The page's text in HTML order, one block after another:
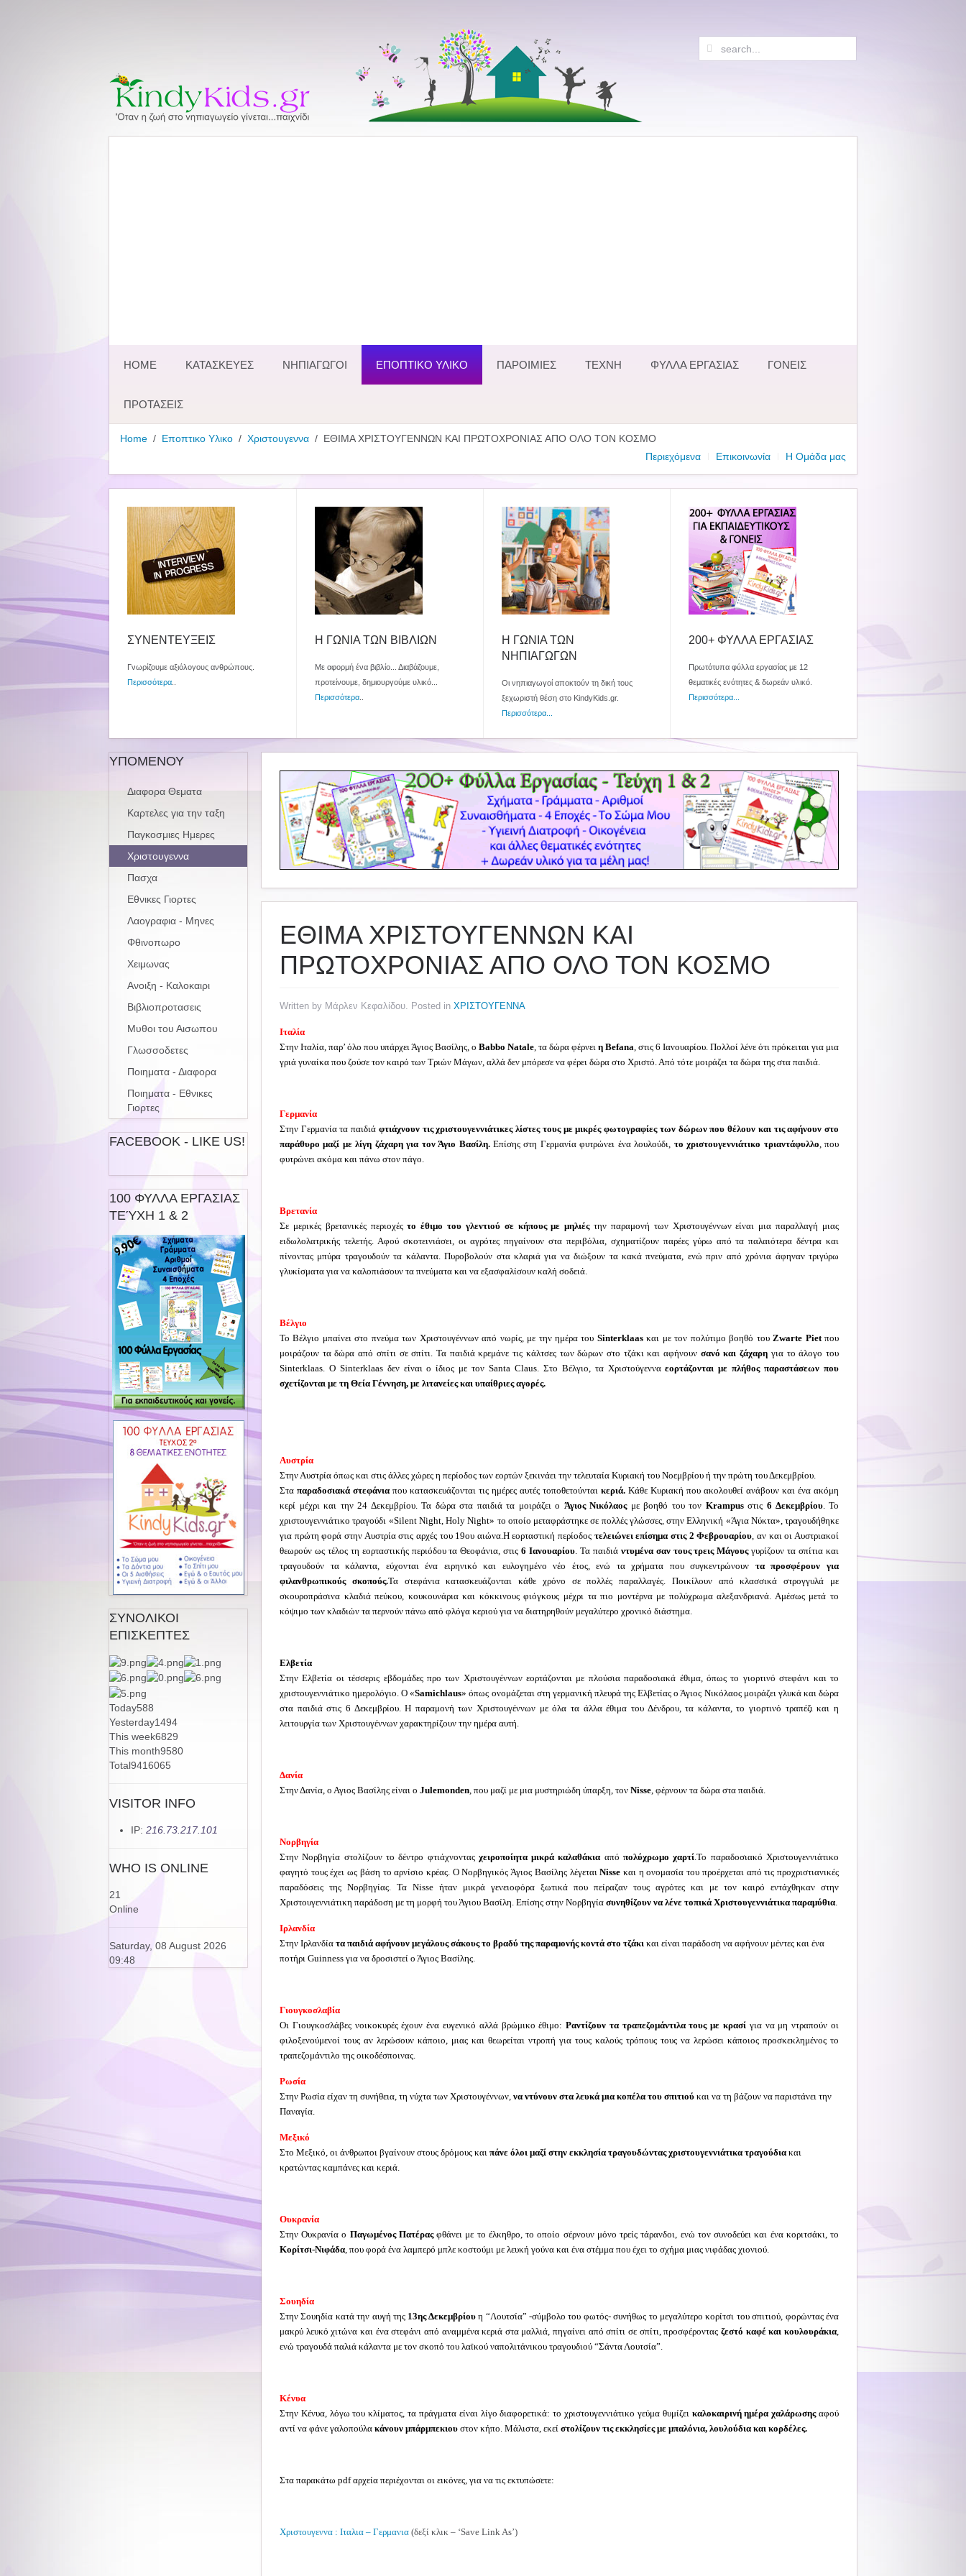
HOME ΚΑΤΑΣΚΕΥΕΣ ΝΗΠΙΑΓΩΓΟΙ ΕΠΟΠΤΙΚΟ ΥΛΙΚΟ ΠΑΡΟΙΜΙΕΣ ΤΕΧΝΗ ΦΥΛΛΑ ΕΡΓΑΣΙΑΣ ΓΟΝΕΙΣ
ΠΡΟΤΑΣΕΙΣ
Home Εποπτικο Υλικο Χριστουγεννα
ΕΘΙΜΑ ΧΡΙΣΤΟΥΓΕΝΝΩΝ ΚΑΙ ΠΡΩΤΟΧΡΟΝΙΑΣ ΑΠΟ ΟΛΟ ΤΟΝ ΚΟΣΜΟ
Περιεχόμενα
Επικοινωνία Η Ομάδα μας
ΣΥΝΕΝΤΕΥΞΕΙΣ
Γνωρίζουμε αξιόλογους ανθρώπους.
Περισσότερα
Η ΓΩΝΙΑ ΤΩΝ ΒΙΒΛΙΩΝ
Με αφορμή ένα βιβλίο... Διαβάζουμε,
προτείνουμε, δημιουργούμε υλικό...
Περισσότερα
Η ΓΩΝΙΑ ΤΩΝ
ΝΗΠΙΑΓΩΓΩΝ
Οι νηπιαγωγοί αποκτούν τη δική τους
ξεχωριστή θέση στο KindyKids.gr.
Περισσότερα...
200+ ΦΥΛΛΑ ΕΡΓΑΣΙΑΣ
Πρωτότυπα φύλλα εργασίας με 12
θεματικές ενότητες & δωρεάν υλικό.
Περισσότερα...
ΕΘΙΜΑ ΧΡΙΣΤΟΥΓΕΝΝΩΝ ΚΑΙ
ΠΡΩΤΟΧΡΟΝΙΑΣ ΑΠΟ ΟΛΟ ΤΟΝ ΚΟΣΜΟ
Written by Μάρλεν Κεφαλίδου. Posted in ΧΡΙΣΤΟΥΓΕΝΝΑ
Ιταλία
Στην Ιταλία, παρ’ όλο που υπάρχει Άγιος Βασίλης, ο Babbo Natale , τα δώρα φέρνει η Befana , στις 6 Ιανουαρίου. Πολλοί λένε ότι πρόκειται για μια
γριά γυναίκα που ζούσε τον καιρό των Τριών Μάγων, αλλά δεν μπόρεσε να φέρει δώρα στο Χριστό. Από τότε μοιράζει τα δώρα της στα παιδιά.
Γερμανία
Στην Γερμανία τα παιδιά φτιάχνουν τις χριστουγεννιάτικες λίστες τους με μικρές φωτογραφίες των δώρων που θέλουν και τις αφήνουν στο
παράθυρο μαζί με λίγη ζάχαρη για τον Άγιο Βασίλη.Επίσης στη Γερμανία φυτρώνει ένα λουλούδι, το χριστουγεννιάτικο τριαντάφυλλο , που
φυτρώνει ακόμα και πάνω στον πάγο.
Βρετανία
Σε μερικές βρετανικές περιοχέςτο έθιμο του γλεντιού σε κήπους με μηλιέςτην παραμονή των Χριστουγέννων είναι μια παραλλαγή μιας
ειδωλολατρικής τελετής. Αφού σκοτεινιάσει, οι αγρότες πηγαίνουν στα περιβόλια, σχηματίζουν παρέες γύρω από τα παλαιότερα δέντρα και
πίνοντας μπύρα τραγουδούν τα κάλαντα. Πυροβολούν στα κλαριά για να διώξουν τα κακά πνεύματα, ενώ πριν από χρόνια άφηναν τριγύρω
γλυκίσματα για να καλοπιάσουν τα πνεύματα και να εξασφαλίσουν καλή σοδειά.
Βέλγιο
Το Βέλγιο μπαίνει στο πνεύμα των Χριστουγέννων από νωρίς, με την ημέρα του Sinterklaasκαι με τον πολύτιμο βοηθό του Zwarte Pietπου
μοιράζουν τα δώρα από σπίτι σε σπίτι. Τα παιδιά κρεμάνε τις κάλτσες των δώρων στο τζάκι και αφήνουν σανό και ζάχαρη για το άλογο του
Sinterklaas. Ο Sinterklaas δεν είναι ο ίδιος με τον Santa Claus. Στο Βέλγιο, τα Χριστούγενναεορτάζονται με πλήθος παραστάσεων που
σχετίζονται με τη Θεία Γέννηση, με λιτανείες και υπαίθριες αγορές.
Αυστρία
Στην Αυστρία όπως και στις άλλες χώρες η περίοδος των εορτών ξεκινάει την τελευταία Κυριακή του Νοεμβρίου ή την πρώτη του Δεκεμβρίου.
Στα παραδοσιακά στεφάνια που κατασκευάζονται τις ημέρες αυτές τοποθετούνται κεριά. Κάθε Κυριακή που ακολουθεί ανάβουν και ένα ακόμη
κερί μέχρι και την 24 Δεκεμβρίου. Τα δώρα στα παιδιά τα μοιράζει ο Άγιος Νικόλαοςμε βοηθό του τον Krampusστις 6 Δεκεμβρίου. Το
χριστουγεννιάτικο τραγούδι «Silent Night, Holy Night» το οποίο μεταφράστηκε σε πολλές γλώσσες, στην Ελληνική «Άγια Νύκτα», τραγουδήθηκε
για πρώτη φορά στην Αυστρία στις αρχές του 19ου αιώνα.Η εορταστική περίοδος τελειώνει επίσημα στις 2 Φεβρουαρίου , αν και οι Αυστριακοί
θεωρούν ως τέλος τη εορταστικής περιόδου τα Θεοφάνια, στις6 Ιανουαρίου . Τα παιδιά ντυμένα σαν τους τρεις Μάγουςγυρίζουν τα σπίτια και
τραγουδούν τα κάλαντα, εύχονται ένα ειρηνικό και ευλογημένο νέο έτος, ενώ τα χρήματα που συγκεντρώνουν τα προσφέρουν για
φιλανθρωπικούς σκοπούς.Τα στεφάνια κατασκευάζονται κάθε χρόνο σε πολλές παραλλαγές. Ποικίλουν από κλασσικά στρογγυλά με
σκουροπράσινα κλαδιά πεύκου, κουκουνάρια και κόκκινους φιόγκους μέχρι τα πιο μοντέρνα με πολύχρωμα αλεξανδριανά. Αμέσως μετά το
κόψιμο των κλαδιών τα περνούν πάνω από φλόγα κεριού για να διατηρηθούν μεγαλύτερο χρονικό διάστημα.
Ελβετία
Στην Ελβετία οι τέσσερις εβδομάδες προ των Χριστουγέννων εορτάζονται με πλούσια παραδοσιακά έθιμα, όπως το γιορτινό στεφάνι και το
χριστουγεννιάτικο ημερολόγιο. Ο «Samichlaus» όπως ονομάζεται στη γερμανική πλευρά της Ελβετίας ο Άγιος Νικόλαος μοιράζει γλυκά και δώρα
στα παιδιά στις 6 Δεκεμβρίου. Η παραμονή των Χριστουγέννων με όλα τα άλλα έθιμα του Δένδρου, τα κάλαντα, το γιορτινό τραπέζι και η
λειτουργία των Χριστουγέννων χαρακτηρίζουν την ημέρα αυτή.
Δανία
Στην Δανία, ο Αγιος Βασίλης είναι ο Julemonden , που μαζί με μια μυστηριώδη ύπαρξη, τον Νisse , φέρνουν τα δώρα στα παιδιά.
Νορβηγία
Στην Νορβηγία στολίζουν το δέντρο φτιάχνοντας χειροποίητα μικρά καλαθάκια απόπολύχρωμο χαρτί .Το παραδοσιακό Χριστουγεννιάτικο
φαγητό τους έχει ως βάση το αρνίσιο κρέας. Ο Νορβηγικός Άγιος Βασίλης λέγεταιNisse και η ονομασία του προέρχεται από τις προχριστιανικές
παραδόσεις της Νορβηγίας. Τα Nisse ήταν μικρά γενειοφόρα ξωτικά που πείραζαν τους αγρότες και με τον καιρό εντάχθηκαν στην
Χριστουγεννιάτικη παράδοση με τη μορφή του Άγιου Βασίλη. Επίσης στην Νορβηγία συνηθίζουν να λένε τοπικά Χριστουγεννιάτικα παραμύθια
Ιρλανδία
Στην Ιρλανδία τα παιδιά αφήνουν μεγάλους σάκους το βραδύ της παραμονής κοντά στο τζάκι και είναι παράδοση να αφήνουν μέντες και ένα
ποτήρι Guinness για να δροσιστεί ο Άγιος Βασίλης.
Γιουγκοσλαβία
Οι Γιουγκοσλάβες νοικοκυρές έχουν ένα ευγενικό αλλά βρώμικο έθιμο:Ραντίζουν τα τραπεζομάντιλα τους με κρασί για να μη ντραπούν οι
φιλοξενούμενοί τους αν λερώσουν κάποιο, μιας και θεωρείται ντροπή για τους καλούς τρόπους τους να λερώσει κάποιος προσκεκλημένος το
τραπεζομάντιλο της οικοδέσποινας.
Ρωσία
Στην Ρωσία είχαν τη συνήθεια, τη νύχτα των Χριστουγέννων, να ντύνουν στα λευκά μια κοπέλα του σπιτιού και να τη βάζουν να παριστάνει την
Παναγία.
Μεξικό
Στο Μεξικό, οι άνθρωποι βγαίνουν στους δρόμους και πάνε όλοι μαζί στην εκκλησία τραγουδώντας χριστουγεννιάτικα τραγούδια και
κρατώντας καμπάνες και κεριά.
Ουκρανία
Στην Ουκρανία ο Παγωμένος Πατέραςφθάνει με το έλκηθρο, το οποίο σέρνουν μόνο τρείς τάρανδοι, ενώ τον συνοδεύει και ένα κοριτσάκι, το
Κορίτσι-Νιφάδα , που φορά ένα λαμπερό μπλε κοστούμι με λευκή γούνα και ένα στέμμα που έχει το σχήμα μιας νιφάδας χιονιού.
Σουηδία
Στην Σουηδία κατά την αυγή της 13ης Δεκεμβρίουη “Λουτσία” -σύμβολο του φωτός- συνήθως το μεγαλύτερο κορίτσι του σπιτιού, φορώντας ένα
μακρύ λευκό χιτώνα και ένα στεφάνι από αναμμένα κεριά στα μαλλιά, πηγαίνει από σπίτι σε σπίτι, προσφέρονταςζεστό καφέ και κουλουράκια
ενώ τραγουδά παλιά κάλαντα με τον σκοπό του λαϊκού ναπολιτάνικου τραγουδιού “Σάντα Λουτσία”.
Κένυα
Στην Κένυα, λόγω του κλίματος, τα πράγματα είναι λίγο διαφορετικά: το χριστουγεννιάτικο γεύμα θυμίζει καλοκαιρινή ημέρα χαλάρωσηςαφού
αντί να φάνε γαλοπούλα κάνουν μπάρμπεκιου στον κήπο. Μάλιστα, εκεί στολίζουν τις εκκλησίες με μπαλόνια, λουλούδια και κορδέλες.
Στα παρακάτω pdf αρχεία περιέχονται οι εικόνες, για να τις εκτυπώσετε:
Χριστουγεννα : Ιταλια – Γερμανια (δεξί κλικ – ‘Save Link As’)
ΥΠΟΜΕΝΟΥ
Διαφορα Θεματα
Καρτελες για την ταξη
Παγκοσμιες Ημερες
Χριστουγεννα
Πασχα
Εθνικες Γιορτες
Λαογραφια - Μηνες
Φθινοπωρο
Χειμωνας
Ανοιξη - Καλοκαιρι
Βιβλιοπροτασεις
Μυθοι του Αισωπου
Γλωσσοδετες
Ποιηματα - Διαφορα
Ποιηματα - Εθνικες
Γιορτες
FACEBOOK - LIKE US!
100 ΦΥΛΛΑ ΕΡΓΑΣΙΑΣ
ΤΕΎΧΗ 1 & 2
ΣΥΝΟΛΙΚΟΙ
ΕΠΙΣΚΕΠΤΕΣ
Today588
Yesterday1494
This week6829
This month9580
Total9416065
VISITOR INFO
IP: 216.73.217.101
WHO IS ONLINE
21
Online
Saturday, 08 August 2026
09:48